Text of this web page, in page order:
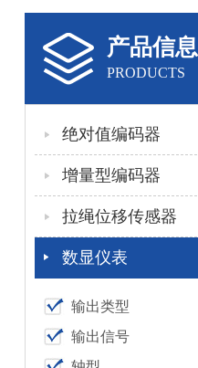
产品信息
PRODUCTS
绝对值编码器
增量型编码器
拉绳位移传感器
数显仪表
输出类型
输出信号